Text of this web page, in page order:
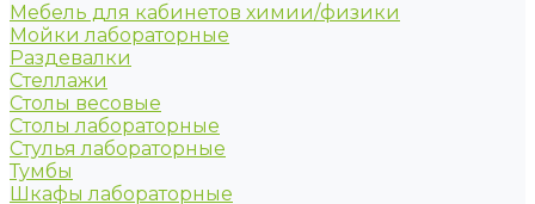
Мебель для кабинетов химии/физики
Мойки лабораторные
Раздевалки
Стеллажи
Столы весовые
Столы лабораторные
Стулья лабораторные
Тумбы
Шкафы лабораторные